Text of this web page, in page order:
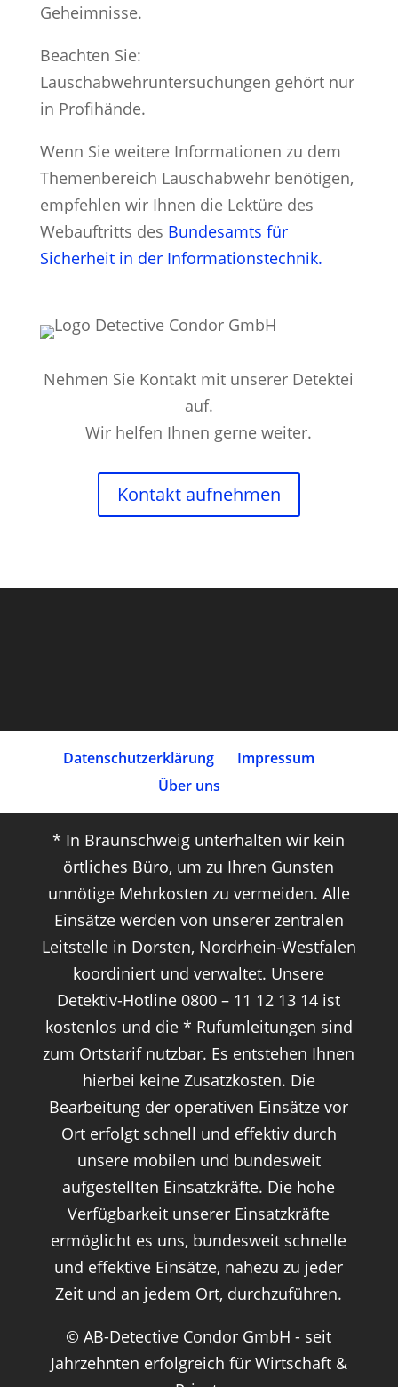
Geheimnisse.
Beachten Sie:
Lauschabwehruntersuchungen gehört nur
in Profihände.
Wenn Sie weitere Informationen zu dem
Themenbereich Lauschabwehr benötigen,
empfehlen wir Ihnen die Lektüre des
Webauftritts des Bundesamts für
Sicherheit in der Informationstechnik.
Nehmen Sie Kontakt mit unserer Detektei
auf.
Wir helfen Ihnen gerne weiter.
Kontakt aufnehmen
Datenschutz­erklärung
Impressum
Über uns
* In Braunschweig unterhalten wir kein
örtliches Büro, um zu Ihren Gunsten
unnötige Mehrkosten zu vermeiden. Alle
Einsätze werden von unserer zentralen
Leitstelle in Dorsten, Nordrhein-Westfalen
koordiniert und verwaltet. Unsere
Detektiv-Hotline 0800 – 11 12 13 14 ist
kostenlos und die * Rufumleitungen sind
zum Ortstarif nutzbar. Es entstehen Ihnen
hierbei keine Zusatzkosten. Die
Bearbeitung der operativen Einsätze vor
Ort erfolgt schnell und effektiv durch
unsere mobilen und bundesweit
aufgestellten Einsatzkräfte. Die hohe
Verfügbarkeit unserer Einsatzkräfte
ermöglicht es uns, bundesweit schnelle
und effektive Einsätze, nahezu zu jeder
Zeit und an jedem Ort, durchzuführen.
© AB-Detective Condor GmbH - seit
Jahrzehnten erfolgreich für Wirtschaft &